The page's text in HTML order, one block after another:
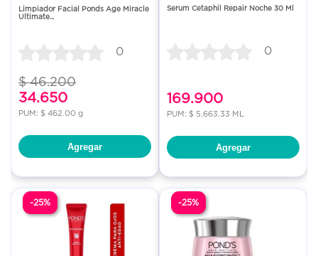
Limpiador Facial Ponds Age Miracle
Ultimate...
0
$ 46.200
34.650
PUM: $ 462.00 g
Agregar
Serum Cetaphil Repair Noche 30 Ml
0
169.900
PUM: $ 5,663.33 ML
Agregar
-25% -25%